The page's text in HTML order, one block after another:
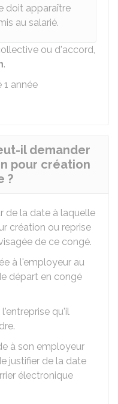
doit apparaître
au salarié.
ou d'accord,
.
année
il demander
pour création
?
de la date à laquelle
création ou reprise
de ce congé.
à l'employeur au
départ en congé
qu'il
à son employeur
justifier de la date
électronique